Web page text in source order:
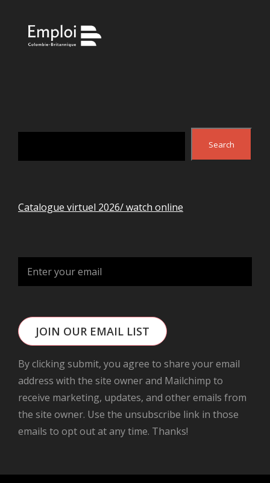
Search
Search
Catalogue virtuel 2026/ watch online
JOIN OUR EMAIL LIST
By clicking submit, you agree to share your email
address with the site owner and Mailchimp to
receive marketing, updates, and other emails from
the site owner. Use the unsubscribe link in those
emails to opt out at any time. Thanks!